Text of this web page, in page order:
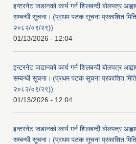
इन्टरनेट जडानको कार्य गर्न शिलबन्दी बोलपत्र
सम्बन्धी सूचना। (प्रथम पटक सूचना प्रकाशित
२०८२/०९/२९))
01/13/2026 - 12:04
इन्टरनेट जडानको कार्य गर्न शिलबन्दी बोलपत्र
सम्बन्धी सूचना। (प्रथम पटक सूचना प्रकाशित
२०८२/०९/२९))
01/13/2026 - 12:04
इन्टरनेट जडानको कार्य गर्न शिलबन्दी बोलपत्र
सम्बन्धी सूचना। (प्रथम पटक सूचना प्रकाशित